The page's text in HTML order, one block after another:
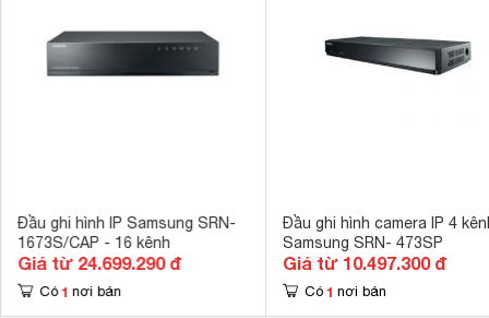
Đầu ghi hình IP Samsung SRN-
1673S/CAP - 16 kênh
Giá từ 24.699.290 đ
Có 1 nơi bán
Đầu ghi hình camera IP 4
Samsung SRN- 473SP
Giá từ 10.497.300 đ
Có 1 nơi bán